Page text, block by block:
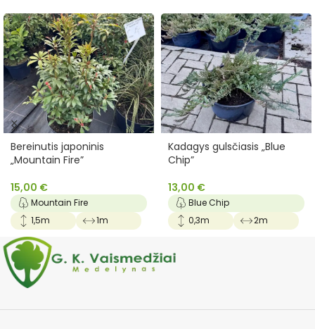
Bereinutis japoninis
„Mountain Fire”
15,00 €
Mountain Fire
1,5m
1m
Kadagys gulsčiasis „Blue
Chip”
13,00 €
Blue Chip
0,3m
2m